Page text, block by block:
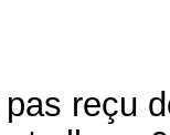
pas reçu